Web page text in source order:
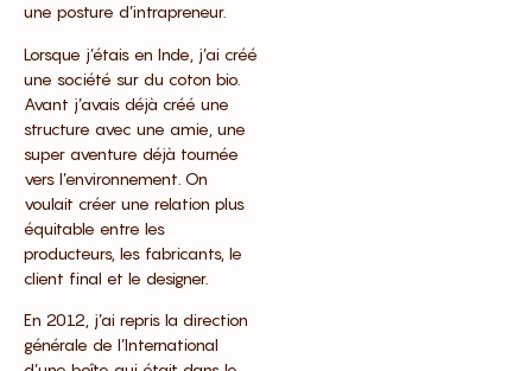
une posture d’intrapreneur.
Lorsque j’étais en Inde, j’ai créé
une société sur du coton bio.
Avant j’avais déjà créé une
structure avec une amie, une
super aventure déjà tournée
vers l’environnement. On
voulait créer une relation plus
équitable entre les
producteurs, les fabricants, le
client final et le designer.
En 2012, j’ai repris la direction
générale de l’International